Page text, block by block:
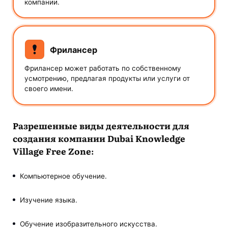
компании.
Фрилансер
Фрилансер может работать по собственному
усмотрению, предлагая продукты или услуги от
своего имени.
Разрешенные виды деятельности для
создания компании Dubai Knowledge
Village Free Zone:
Компьютерное обучение.
Изучение языка.
Обучение изобразительного искусства.